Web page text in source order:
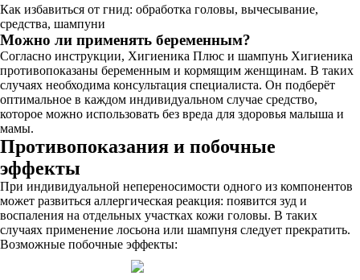
Как избавиться от гнид: обработка головы, вычесывание,
средства, шампуни
Можно ли применять беременным?
Согласно инструкции, Хигиеника Плюс и шампунь Хигиеника
противопоказаны беременным и кормящим женщинам. В таких
случаях необходима консультация специалиста. Он подберёт
оптимальное в каждом индивидуальном случае средство,
которое можно использовать без вреда для здоровья малыша и
мамы.
Противопоказания и побочные
эффекты
При индивидуальной непереносимости одного из компонентов
может развиться аллергическая реакция: появится зуд и
воспаления на отдельных участках кожи головы. В таких
случаях применение лосьона или шампуня следует прекратить.
Возможные побочные эффекты: